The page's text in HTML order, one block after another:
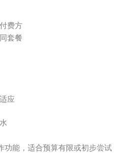
费方
套餐
应
能，适合预算有限或初步尝试